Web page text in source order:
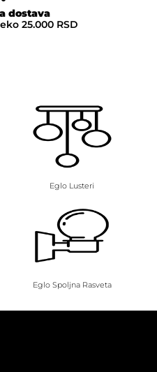
dostava
25.000 RSD
Eglo Lusteri
Eglo Spoljna Rasveta